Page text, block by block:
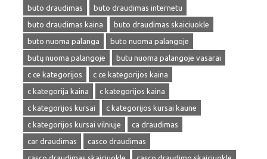
buto draudimas
buto draudimas internetu
buto draudimas kaina
buto draudimas skaiciuokle
buto nuoma palanga
buto nuoma palangoje
butų nuoma palangoje
butu nuoma palangoje vasarai
c ce kategorijos
c ce kategorijos kaina
c kategorija kaina
c kategorijos kaina
c kategorijos kursai
c kategorijos kursai kaune
c kategorijos kursai vilniuje
ca draudimas
car draudimas
casco draudimas